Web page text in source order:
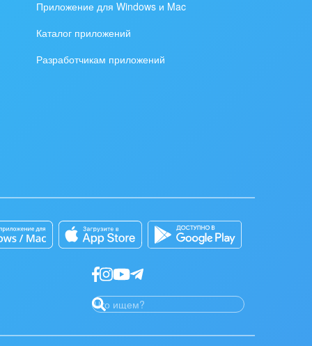
Приложение для Windows и Mac
Каталог приложений
Разработчикам приложений